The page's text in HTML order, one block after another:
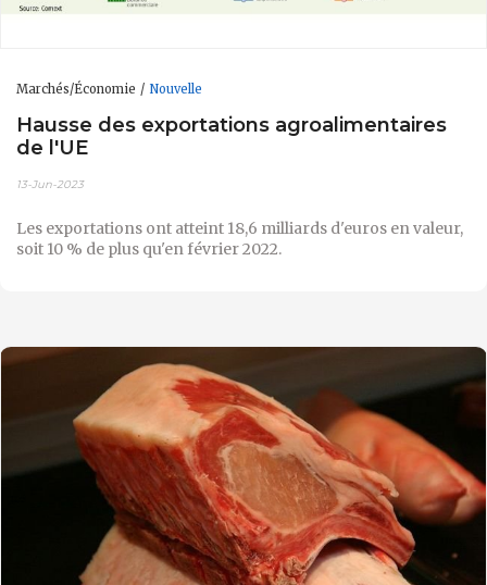
Marchés/Économie Nouvelle
Hausse des exportations agroalimentaires
de l'UE
13-Jun-2023
Les exportations ont atteint 18,6 milliards d'euros en valeur,
soit 10 % de plus qu'en février 2022.